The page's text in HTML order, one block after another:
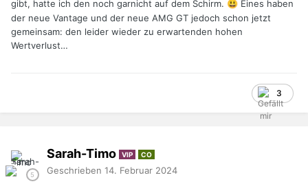
gibt, hatte ich den noch garnicht auf dem Schirm. 😃 Eines haben
der neue Vantage und der neue AMG GT jedoch schon jetzt
gemeinsam: den leider wieder zu erwartenden hohen
Wertverlust…
3
Sarah-Timo VIP CO
Geschrieben 14. Februar 2024